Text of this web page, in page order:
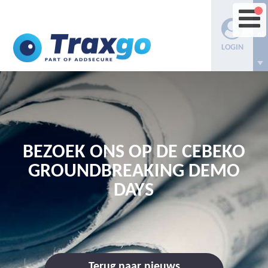
LOGIN
nl
BEZOEK ONS OP DE CEBEKO
GROUNDBREAKING DEMO
DAYS